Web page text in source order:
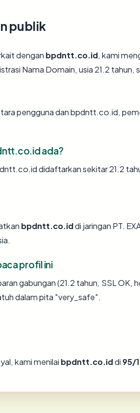
publik
dengan bpdntt.co.id, kami
Nama Domain, usia 21.2 tahun,
pengguna dan bpdntt.co.id,
ada?
didaftarkan sekitar 21.2
bpdntt.co.iddi jaringan PT.
profil ini
gabungan (21.2 tahun, SSL
dalam pita "very_safe".
kami menilai bpdntt.co.iddi 95/